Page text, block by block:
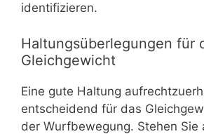
identifizieren.
Haltungsüberlegungen für
Gleichgewicht
Eine gute Haltung
entscheidend für das
der Wurfbewegung. Stehen Sie